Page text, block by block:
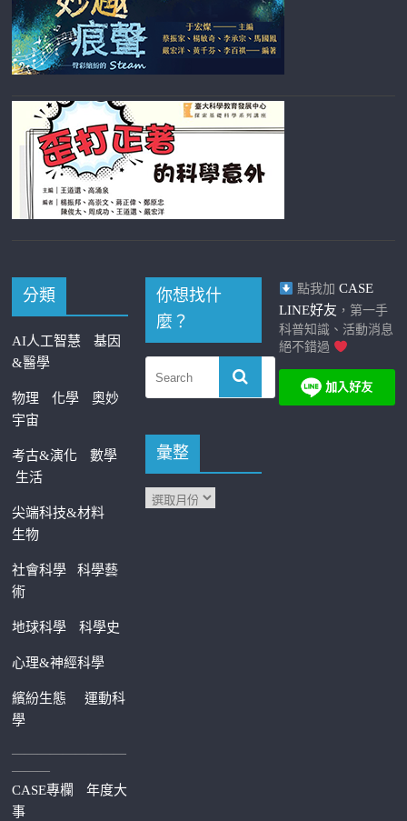
分類
AI人工智慧
基因
&醫學
物理 化學
奧妙
宇宙
考古&演化
數學
生活
尖端科技&材料
生物
社會科學科學藝
術
地球科學 科學史
心理&神經科學
繽紛生態運動科
學
—————————
———
CASE專欄
年度大
事
你想找什
麼？
彙整
點我加 CASE
LINE好友 ，第一手
科普知識、活動消息
絕不錯過